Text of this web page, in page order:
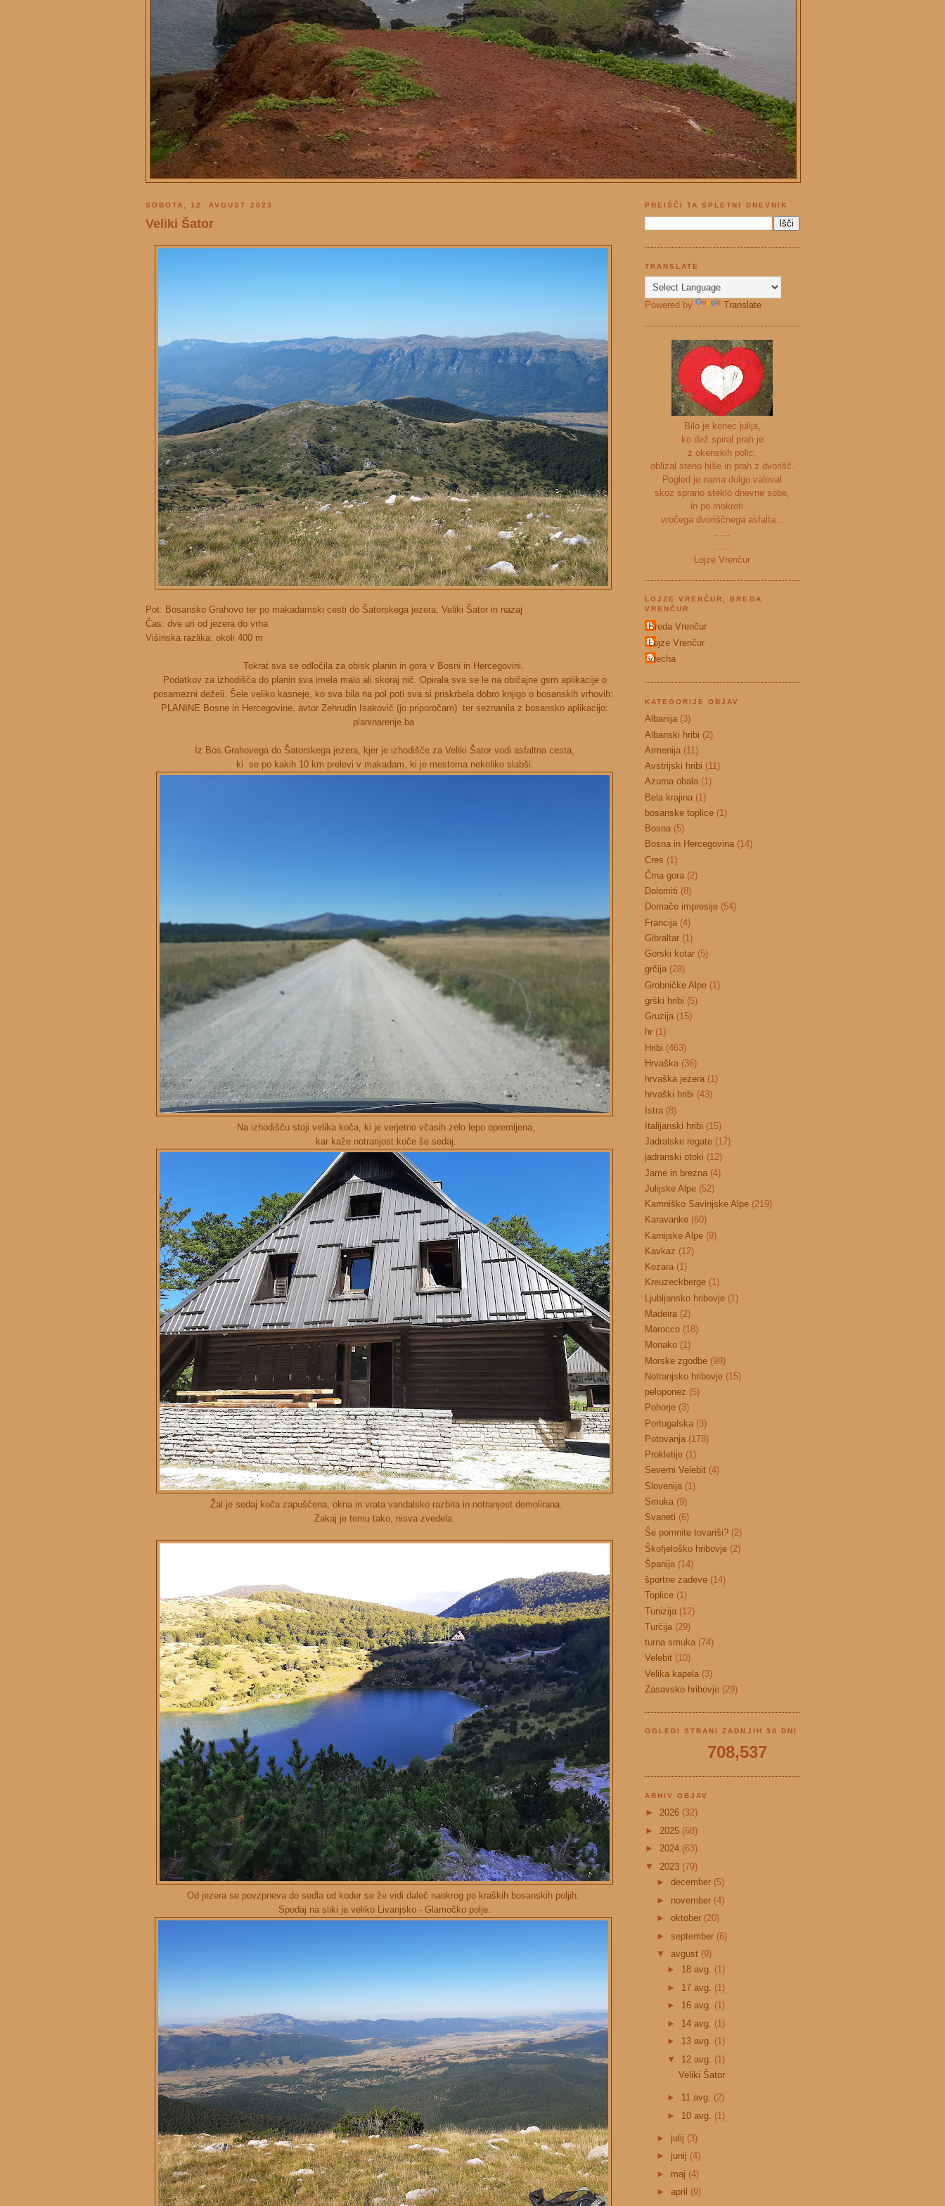
SOBOTA, 12. AVGUST 2023
Veliki Šator
Pot: Bosansko Grahovo ter po makadamski cesti do Šatorskega jezera, Veliki Šator in nazaj
Čas: dve uri od jezera do vrha
Višinska razlika: okoli 400 m
Tokrat sva se odločila za obisk planin in gora v Bosni in Hercegovini.
Podatkov za izhodišča do planin sva imela malo ali skoraj nič. Opirala sva se le na običajne gsm aplikacije o
posamezni deželi. Šele veliko kasneje, ko sva bila na pol poti sva si priskrbela dobro knjigo o bosanskih vrhovih:
PLANINE Bosne in Hercegovine, avtor Zehrudin Isakovič (jo priporočam) ter seznanila z bosansko aplikacijo:
planinarenje.ba
Iz Bos.Grahovega do Šatorskega jezera, kjer je izhodišče za Veliki Šator vodi asfaltna cesta,
ki se po kakih 10 km prelevi v makadam, ki je mestoma nekoliko slabši.
Na izhodišču stoji velika koča, ki je verjetno včasih zelo lepo opremljena,
kar kaže notranjost koče še sedaj.
Žal je sedaj koča zapuščena, okna in vrata vandalsko razbita in notranjost demolirana.
Zakaj je temu tako, nisva zvedela.
Od jezera se povzpneva do sedla od koder se že vidi daleč naokrog po kraških bosanskih poljih.
Spodaj na sliki je veliko Livanjsko - Glamočko polje.
PREIŠČI TA SPLETNI DNEVNIK
TRANSLATE
Powered by Translate
Bilo je konec julija,
ko dež spiral prah je
z okenskih polic,
oblizal steno hiše in prah z dvorišč.
Pogled je nama dolgo valoval
skoz sprano steklo dnevne sobe,
in po mokroti ...
vročega dvoriščnega asfalta...
......
......
Lojze Vrenčur
LOJZE VRENČUR, BREDA
VRENČUR
Breda Vrenčur
Lojze Vrenčur
vrecha
KATEGORIJE OBJAV
Albanija (3)
Albanski hribi (2)
Armenija (11)
Avstrijski hribi (11)
Azurna obala (1)
Bela krajina (1)
bosanske toplice (1)
Bosna (5)
Bosna in Hercegovina (14)
Cres (1)
Črna gora (2)
Dolomiti (8)
Domače impresije (54)
Francija (4)
Gibraltar (1)
Gorski kotar (5)
grčija (28)
Grobničke Alpe (1)
grški hribi (5)
Gruzija (15)
hr (1)
Hribi (463)
Hrvaška (36)
hrvaška jezera (1)
hrvaški hribi (43)
Istra (8)
Italijanski hribi (15)
Jadralske regate (17)
jadranski otoki (12)
Jame in brezna (4)
Julijske Alpe (52)
Kamniško Savinjske Alpe (219)
Karavanke (60)
Karnijske Alpe (9)
Kavkaz (12)
Kozara (1)
Kreuzeckberge (1)
Ljubljansko hribovje (1)
Madeira (2)
Marocco (18)
Monako (1)
Morske zgodbe (98)
Notranjsko hribovje (15)
peloponez (5)
Pohorje (3)
Portugalska (3)
Potovanja (178)
Prokletije (1)
Severni Velebit (4)
Slovenija (1)
Smuka (9)
Svaneti (6)
Še pomnite tovariši? (2)
Škofjeloško hribovje (2)
Španija (14)
športne zadeve (14)
Toplice (1)
Tunizija (12)
Turčija (29)
turna smuka (74)
Velebit (10)
Velika kapela (3)
Zasavsko hribovje (29)
OGLEDI STRANI ZADNJIH 30 DNI
708,537
ARHIV OBJAV
► 2026 (32)
► 2025 (68)
► 2024 (63)
▼ 2023 (79)
► december (5)
► november (4)
► oktober (20)
► september (6)
▼ avgust (9)
► 18 avg. (1)
► 17 avg. (1)
► 16 avg. (1)
► 14 avg. (1)
► 13 avg. (1)
▼ 12 avg. (1)
Veliki Šator
► 11 avg. (2)
► 10 avg. (1)
► julij (3)
► junij (4)
► maj (4)
► april (9)